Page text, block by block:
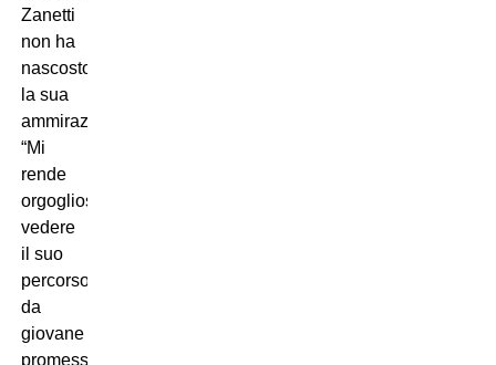
Zanetti
non ha
nascosto
la sua
ammirazione.
“Mi
rende
orgoglioso
vedere
il suo
percorso:
da
giovane
promessa